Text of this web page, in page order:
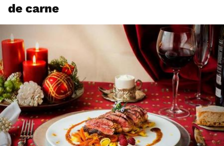
de carne